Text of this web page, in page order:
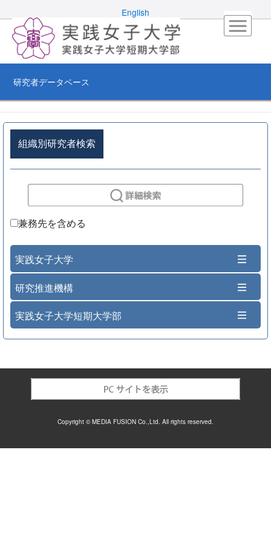
English
研究者データベース
組織別研究者検索
兼務先を含める
実践女子大学
研究推進機構
実践女子大学短期大学部
Copyright © MEDIA FUSION Co.,Ltd. All rights reserved.